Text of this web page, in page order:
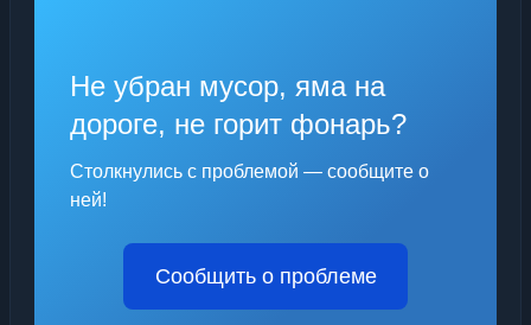
Не убран мусор, яма на
дороге, не горит фонарь?
Столкнулись с проблемой — сообщите о
ней!
Сообщить о проблеме